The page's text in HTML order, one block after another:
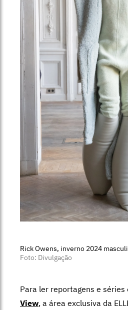
Rick Owens, inverno 2024
Foto: Divulgação
Para ler reportagens e séries
View, a área exclusiva da